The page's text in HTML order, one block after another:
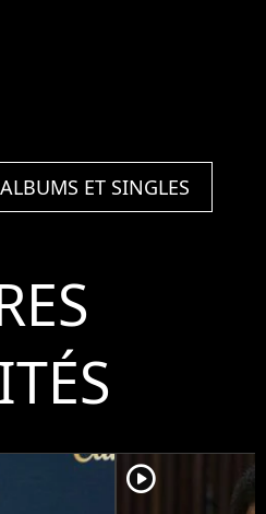
ET SINGLES
player2